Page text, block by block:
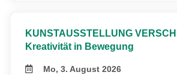
KUNSTAUSSTELLUNG
Kreativität in Bewegung
Mo, 3. August 2026